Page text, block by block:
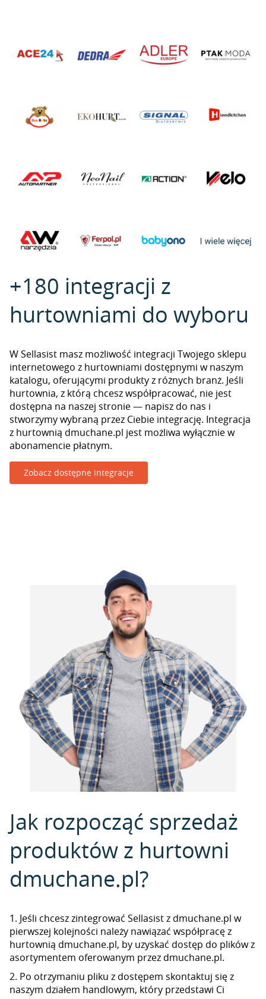
+180 integracji z
hurtowniami do wyboru
W Sellasist masz możliwość integracji Twojego sklepu
internetowego z hurtowniami dostępnymi w naszym
katalogu, oferującymi produkty z różnych branż. Jeśli
hurtownia, z którą chcesz współpracować, nie jest
dostępna na naszej stronie — napisz do nas i
stworzymy wybraną przez Ciebie integrację. Integracja
z hurtownią dmuchane.pl jest możliwa wyłącznie w
abonamencie płatnym.
Zobacz dostępne integracje
Jak rozpocząć sprzedaż
produktów z hurtowni
dmuchane.pl?
1. Jeśli chcesz zintegrować Sellasist z dmuchane.pl w
pierwszej kolejności należy nawiązać współpracę z
hurtownią dmuchane.pl, by uzyskać dostęp do plików z
asortymentem oferowanym przez dmuchane.pl.
2. Po otrzymaniu pliku z dostępem skontaktuj się z
naszym działem handlowym, który przedstawi Ci